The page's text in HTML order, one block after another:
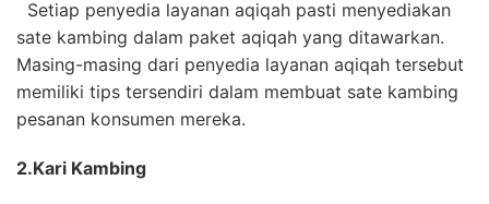
Setiap penyedia layanan aqiqah pasti menyediakan
sate kambing dalam paket aqiqah yang ditawarkan.
Masing-masing dari penyedia layanan aqiqah tersebut
memiliki tips tersendiri dalam membuat sate kambing
pesanan konsumen mereka.
2.Kari Kambing